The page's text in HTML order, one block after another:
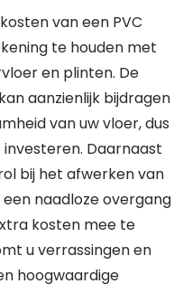
van een PVC
te houden met
en plinten. De
aanzienlijk bijdragen
van uw vloer, dus
Daarnaast
bij het afwerken van
naadloze overgang
kosten mee te
u verrassingen en
hoogwaardige